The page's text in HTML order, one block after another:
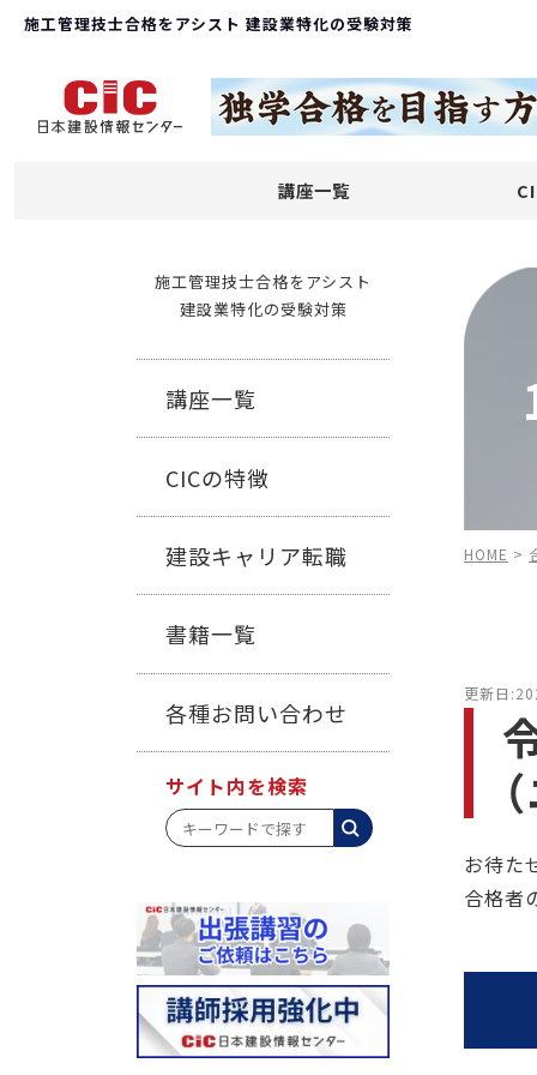
講座一覧
施工管理技士合格をアシスト 建設業特化の受験対策
施工管理技士合格をアシスト
建設業特化の受験対策
講座一覧
CICの特徴
建設キャリア転職
書籍一覧
各種お問い合わせ
サイト内を検索
HOME >
更新日
お待た
合格者